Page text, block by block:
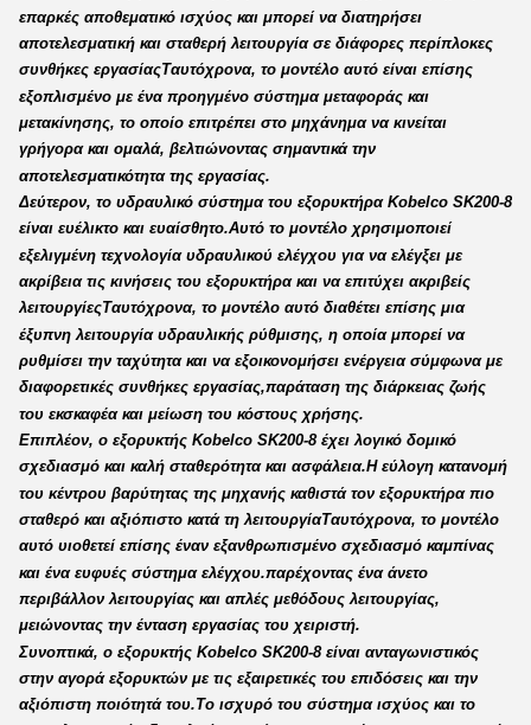
επαρκές αποθεματικό ισχύος και μπορεί να διατηρήσει
αποτελεσματική και σταθερή λειτουργία σε διάφορες περίπλοκες
συνθήκες εργασίαςΤαυτόχρονα, το μοντέλο αυτό είναι επίσης
εξοπλισμένο με ένα προηγμένο σύστημα μεταφοράς και
μετακίνησης, το οποίο επιτρέπει στο μηχάνημα να κινείται
γρήγορα και ομαλά, βελτιώνοντας σημαντικά την
αποτελεσματικότητα της εργασίας.
Δεύτερον, το υδραυλικό σύστημα του εξορυκτήρα Kobelco SK200-8
είναι ευέλικτο και ευαίσθητο.Αυτό το μοντέλο χρησιμοποιεί
εξελιγμένη τεχνολογία υδραυλικού ελέγχου για να ελέγξει με
ακρίβεια τις κινήσεις του εξορυκτήρα και να επιτύχει ακριβείς
λειτουργίεςΤαυτόχρονα, το μοντέλο αυτό διαθέτει επίσης μια
έξυπνη λειτουργία υδραυλικής ρύθμισης, η οποία μπορεί να
ρυθμίσει την ταχύτητα και να εξοικονομήσει ενέργεια σύμφωνα με
διαφορετικές συνθήκες εργασίας,παράταση της διάρκειας ζωής
του εκσκαφέα και μείωση του κόστους χρήσης.
Επιπλέον, ο εξορυκτής Kobelco SK200-8 έχει λογικό δομικό
σχεδιασμό και καλή σταθερότητα και ασφάλεια.Η εύλογη κατανομή
του κέντρου βαρύτητας της μηχανής καθιστά τον εξορυκτήρα πιο
σταθερό και αξιόπιστο κατά τη λειτουργίαΤαυτόχρονα, το μοντέλο
αυτό υιοθετεί επίσης έναν εξανθρωπισμένο σχεδιασμό καμπίνας
και ένα ευφυές σύστημα ελέγχου.παρέχοντας ένα άνετο
περιβάλλον λειτουργίας και απλές μεθόδους λειτουργίας,
μειώνοντας την ένταση εργασίας του χειριστή.
Συνοπτικά, ο εξορυκτής Kobelco SK200-8 είναι ανταγωνιστικός
στην αγορά εξορυκτών με τις εξαιρετικές του επιδόσεις και την
αξιόπιστη ποιότητά του.Το ισχυρό του σύστημα ισχύος και το